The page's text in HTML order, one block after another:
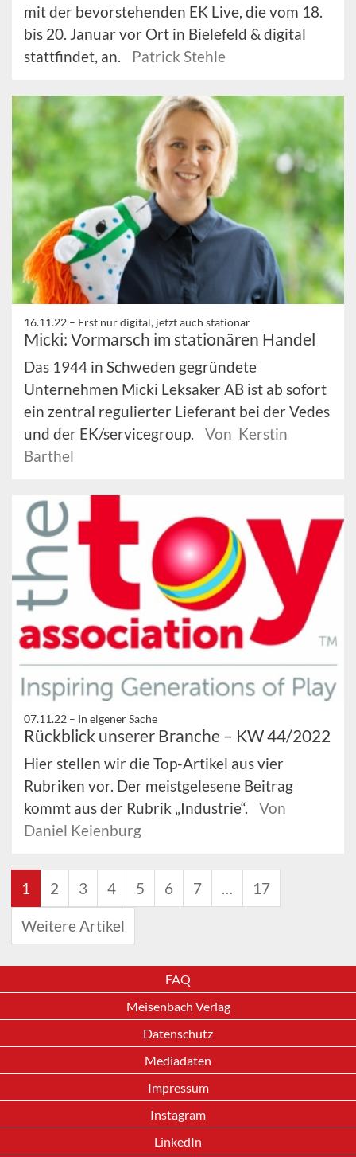
mit der bevorstehenden EK Live, die vom 18.
bis 20. Januar vor Ort in Bielefeld & digital
stattfindet, an.
Patrick Stehle
16.11.22 – Erst nur digital, jetzt auch stationär
Micki: Vormarsch im stationären Handel
Das 1944 in Schweden gegründete
Unternehmen Micki Leksaker AB ist ab sofort
ein zentral regulierter Lieferant bei der Vedes
und der EK/servicegroup.
Von Kerstin
Barthel
07.11.22 – In eigener Sache
Rückblick unserer Branche – KW 44/2022
Hier stellen wir die Top-Artikel aus vier
Rubriken vor. Der meistgelesene Beitrag
kommt aus der Rubrik „Industrie“.
Von
Daniel Keienburg
1 2 3 4 5 6 7 … 17
Weitere Artikel
FAQ
Meisenbach Verlag
Datenschutz
Mediadaten
Impressum
Instagram
LinkedIn